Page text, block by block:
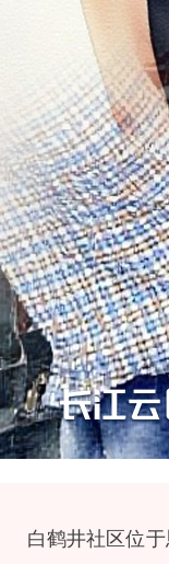
白鹤井社区位